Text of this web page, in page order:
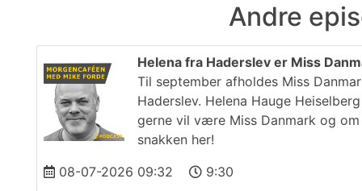
Andre
Helena fra Haderslev er Miss
Til september afholdes Miss
Haderslev. Helena Hauge
gerne vil være Miss Danmark og
snakken her!
08-07-2026 09:32
9:30